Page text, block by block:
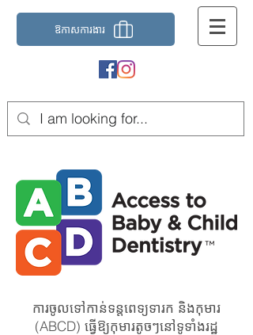
ឱកាស​ការងារ
ការចូលទៅកាន់ទន្តពេទ្យទារក និងកុមារ
(ABCD) ធ្វើឱ្យកុមារតូចៗនៅទូទាំងរដ្ឋ